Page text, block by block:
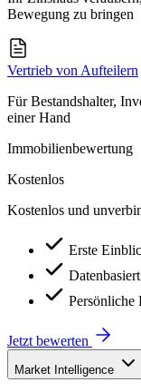
Bewegung zu bringen
Vertrieb von Aufteilern
Für Bestandshalter,
einer Hand
Immobilienbewertung
Kostenlos
Kostenlos und
Erste
Persönliche
Jetzt bewerten
Market Intelligence